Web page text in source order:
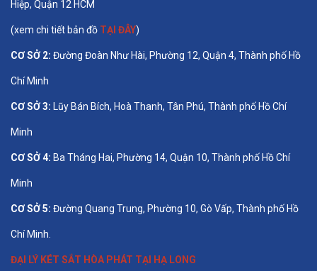
Hiệp, Quận 12 HCM
(xem chi tiết bản đồ TẠI ĐÂY)
CƠ SỞ 2: Đường Đoàn Như Hài, Phường 12, Quận 4, Thành phố Hồ
Chí Minh
CƠ SỞ 3: Lũy Bán Bích, Hoà Thanh, Tân Phú, Thành phố Hồ Chí
Minh
CƠ SỞ 4: Ba Tháng Hai, Phường 14, Quận 10, Thành phố Hồ Chí
Minh
CƠ SỞ 5: Đường Quang Trung, Phường 10, Gò Vấp, Thành phố Hồ
Chí Minh.
ĐẠI LÝ KÉT SẮT HÒA PHÁT TẠI HẠ LONG